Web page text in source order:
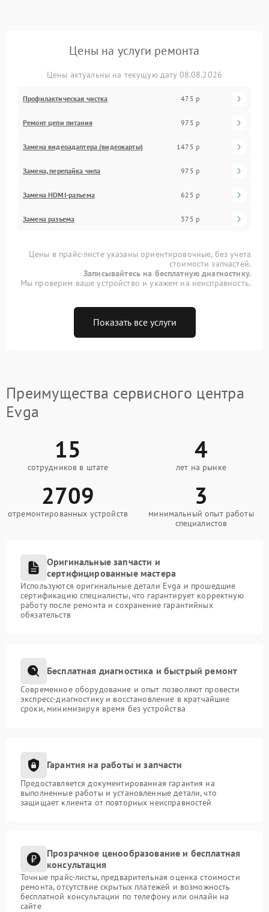
Цены на услуги ремонта
Цены актуальны на текущую дату 08.08.2026
Профилактическая чистка 475 р
Ремонт цепи питания 975 р
Замена видеоадаптера (видеокарты) 1475 р
Замена, перепайка чипа 975 р
Замена HDMI-разъема 625 р
Замена разъема 375 р
Цены в прайс-листе указаны ориентировочные, без учета
стоимости запчастей.
Записывайтесь на бесплатную диагностику.
Мы проверим ваше устройство и укажем на неисправность.
Показать все услуги
Преимущества сервисного центра
Evga
15
сотрудников в штате
4
лет на рынке
2709
отремонтированных устройств
3
минимальный опыт работы
специалистов
Оригинальные запчасти и
сертифицированные мастера
Используются оригинальные детали Evga и прошедшие
сертификацию специалисты, что гарантирует корректную
работу после ремонта и сохранение гарантийных
обязательств
Бесплатная диагностика и быстрый ремонт
Современное оборудование и опыт позволяют провести
экспресс-диагностику и восстановление в кратчайшие
сроки, минимизируя время без устройства
Гарантия на работы и запчасти
Предоставляется документированная гарантия на
выполненные работы и установленные детали, что
защищает клиента от повторных неисправностей
Прозрачное ценообразование и бесплатная
консультация
Точные прайс-листы, предварительная оценка стоимости
ремонта, отсутствие скрытых платежей и возможность
бесплатной консультации по телефону или онлайн на
сайте